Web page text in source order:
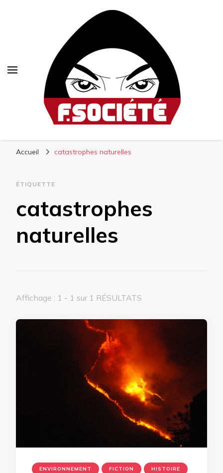
Accueil catastrophes naturelles
ÉTIQUETTE
catastrophes
naturelles
Affichage : 1 - 1 sur 1 RÉSULTATS
ENVIRONNEMENT FICTION HISTOIRE